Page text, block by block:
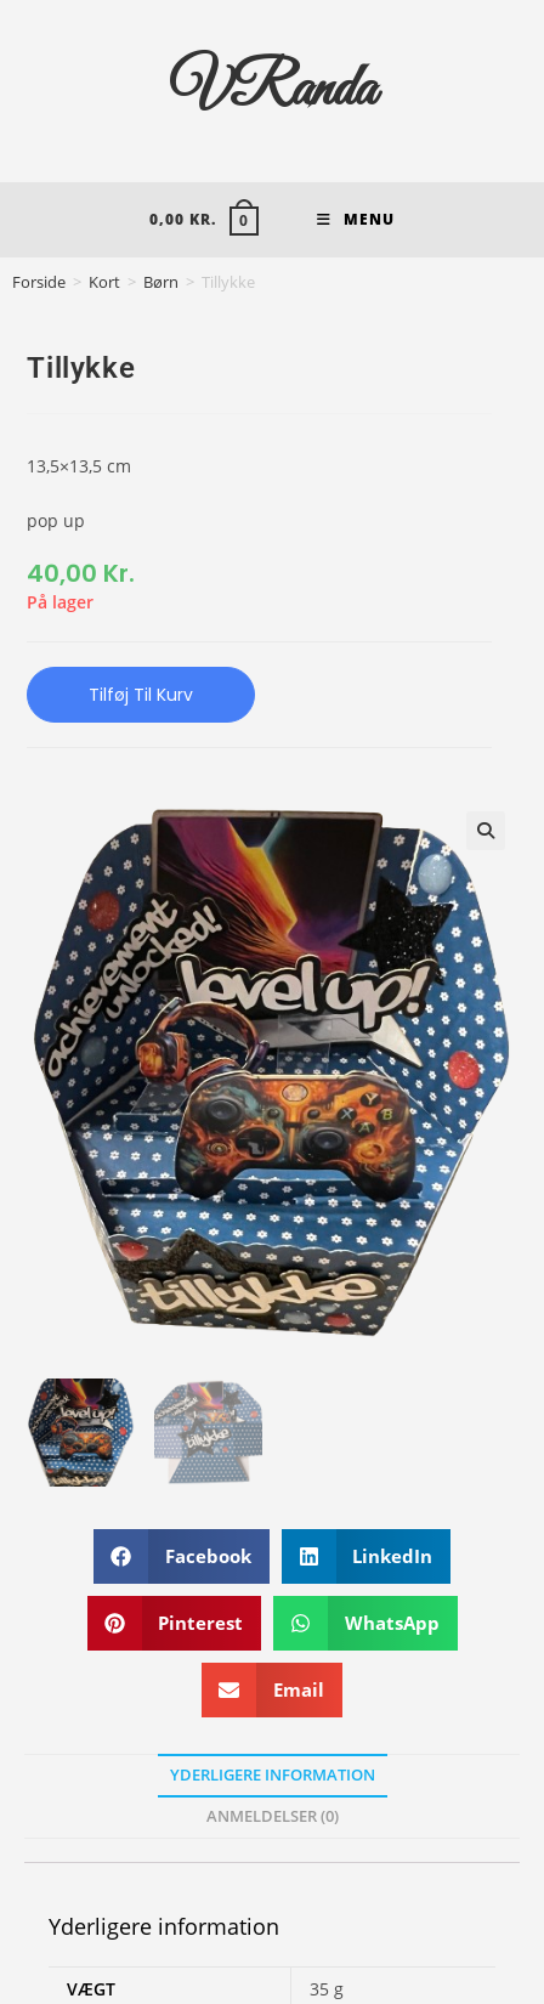
VRanda
0,00 KR. 0 MENU
Forside > Kort > Børn > Tillykke
Tillykke
13,5×13,5 cm
pop up
40,00 Kr.
På lager
Tilføj Til Kurv
Facebook LinkedIn
Pinterest WhatsApp
Email
YDERLIGERE INFORMATION
ANMELDELSER (0)
Yderligere information
VÆGT 35 g